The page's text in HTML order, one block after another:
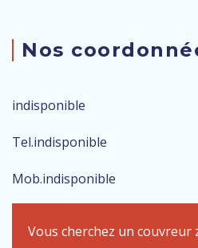
Nos
indisponible
Tel.indisponible
Mob.indisponible
Vous cherchez un couvreur